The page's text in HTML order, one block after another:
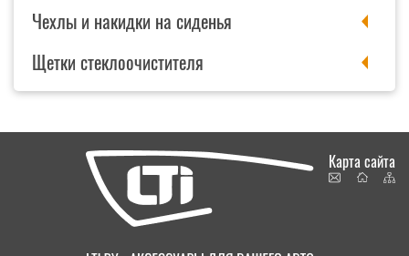
Чехлы и накидки на сиденья
Щетки стеклоочистителя
Карта сайта